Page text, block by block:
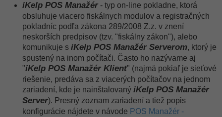
iKelp POS Manažér - typ on-line pokladne, ktorá
obsluhuje viacero fiskálnych modulov a registračných
pokladníc podľa zákona 289/2008 Z.z. v znení
neskorších predpisov (tzv. "fiskálny zákon"), alebo
komunikuje s iKelp POS Manažér Serverom, ktorý je
spustený na inom počítači. Často ho nazývame aj
"iKelp POS Manažér Klient" (najmä pokiaľ je sieťové
riešenie, predáva sa z viacerých počítačov na jednom
zariadení, kde je nainštalovaný iKelp POS Manažér
Server). Presný zoznam zariadení a tiež popis
konfigurácie nájdete v návode POS Manažér -